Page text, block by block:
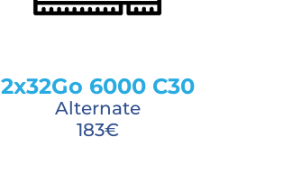
2x32Go 6000 C30
Alternate
183€